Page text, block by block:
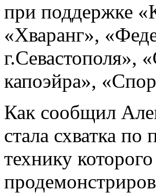
при поддержке
«Хваранг»,
г.Севастополя»,
капоэйра»,
Как сообщил
стала схватка
технику